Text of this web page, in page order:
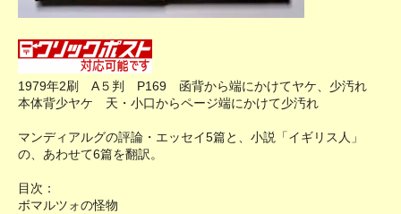
1979年2刷 A５判 P169 函背から端にかけてヤケ、少汚れ
本体背少ヤケ 天・小口からページ端にかけて少汚れ
マンディアルグの評論・エッセイ5篇と、小説「イギリス人」
の、あわせて6篇を翻訳。
目次：
ボマルツォの怪物